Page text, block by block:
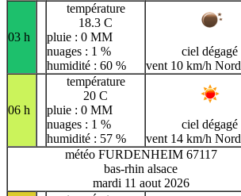
03 h
température
18.3 C
pluie : 0 MM
nuages : 1 %
humidité : 60 %
ciel dégagé
vent 10 km/h Nord
06 h
température
20 C
pluie : 0 MM
nuages : 1 %
humidité : 57 %
ciel dégagé
vent 14 km/h Nord
météo FURDENHEIM 67117
bas-rhin alsace
mardi 11 aout 2026